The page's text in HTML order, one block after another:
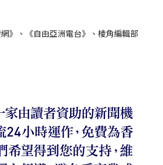
》、 《自由亞洲電台》、棱角編輯部